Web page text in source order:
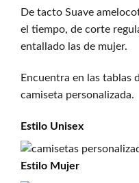
De tacto Suave
el tiempo, de corte
entallado las de mujer.
Encuentra en las tablas
camiseta personalizada.
Estilo Unisex
Estilo Mujer